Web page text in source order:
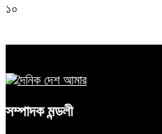
১০
সম্পাদক মন্ডলী